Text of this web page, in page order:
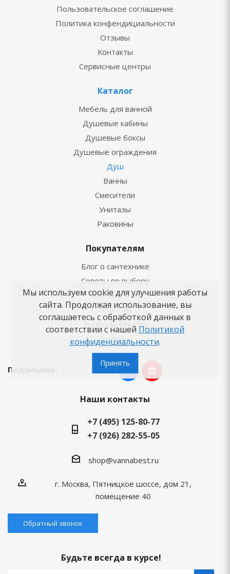
Пользовательское соглашение
Политика конфендициальности
Отзывы
Контакты
Сервисные центры
Каталог
Мебель для ванной
Душевые кабины
Душевые боксы
Душевые ограждения
Душ
Ванны
Смесители
Унитазы
Раковины
Покупателям
Блог о сантехнике
Советы по выбору
Как заказать
Новости
Вопросы-ответы
Бренды
Подпишись:
Наши контакты
+7 (495) 125-80-77
+7 (926) 282-55-05
shop@vannabest.ru
г. Москва, Пятницкое шоссе, дом 21,
помещение 40
Обратный звонок
Будьте всегда в курсе!
Мы используем cookie для улучшения работы
сайта. Продолжая использование, вы
соглашаетесь с обработкой данных в
соответствии с нашей Политикой
конфиденциальности.
Принять